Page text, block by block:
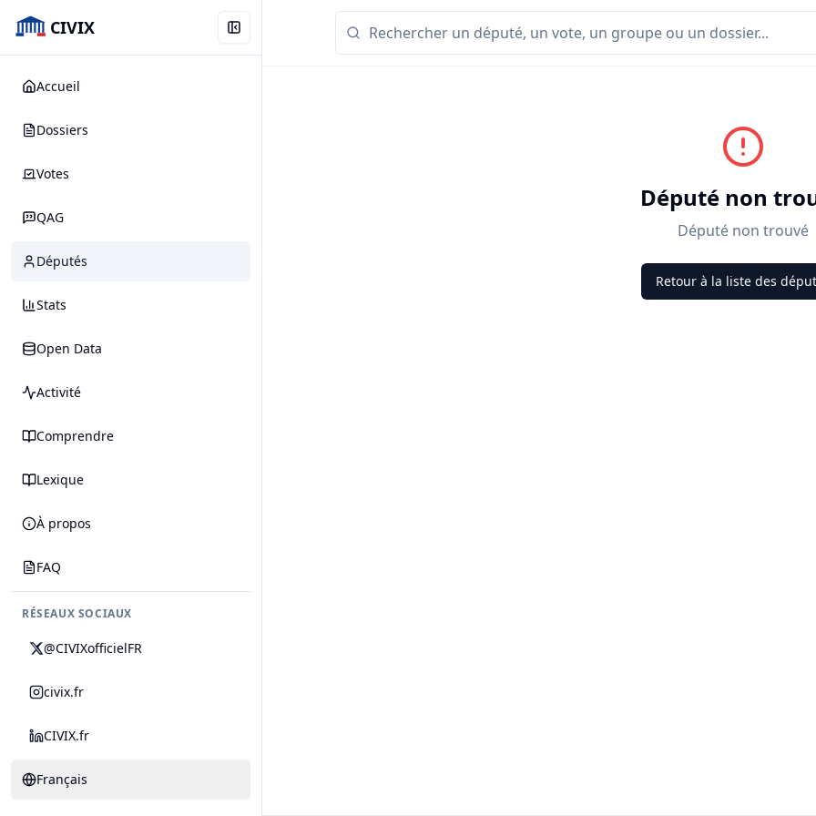
CIVIX
Accueil
Dossiers
Votes
QAG
Députés
Stats
Open Data
Activité
Comprendre
Lexique
À propos
FAQ
RÉSEAUX SOCIAUX
@CIVIXofficielFR
civix.fr
CIVIX.fr
Français
Député non
Député non trouvé
Retour à la liste des